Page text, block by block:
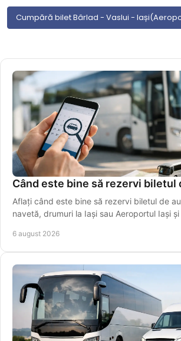
Cumpără bilet Bârlad - Vaslui -
Când este bine să rezervi biletul
Aflați când este bine să rezervi biletul de
navetă, drumuri la Iași sau Aeroportul Iași
6 august 2026